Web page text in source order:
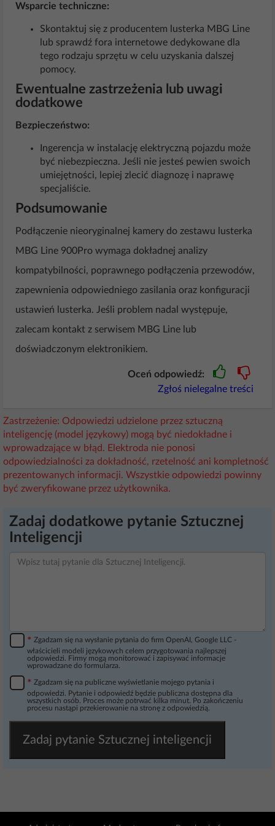
Wsparcie techniczne:
Skontaktuj się z producentem lusterka MBG Line
lub sprawdź fora internetowe dedykowane dla
tego rodzaju sprzętu w celu uzyskania dalszej
pomocy.
Ewentualne zastrzeżenia lub uwagi
dodatkowe
Bezpieczeństwo:
Ingerencja w instalację elektryczną pojazdu może
być niebezpieczna. Jeśli nie jesteś pewien swoich
umiejętności, lepiej zlecić diagnozę i naprawę
specjaliście.
Podsumowanie
Podłączenie nieoryginalnej kamery do zestawu lusterka
MBG Line 900Pro wymaga dokładnej analizy
kompatybilności, poprawnego podłączenia przewodów,
zapewnienia odpowiedniego zasilania oraz konfiguracji
ustawień lusterka. Jeśli problem nadal występuje,
zalecam kontakt z serwisem MBG Line lub
doświadczonym elektronikiem.
Oceń odpowiedź:
Zgłoś nielegalne treści
Zastrzeżenie: Odpowiedzi udzielone przez sztuczną
inteligencję (model językowy) mogą być niedokładne i
wprowadzające w błąd. Elektroda nie ponosi
odpowiedzialności za dokładność, rzetelność ani kompletność
prezentowanych informacji. Wszystkie odpowiedzi powinny
być zweryfikowane przez użytkownika.
Zadaj dodatkowe pytanie Sztucznej
Inteligencji
* Zgadzam się na wysłanie pytania do firm OpenAI, Google LLC -
właścicieli modeli językowych celem przygotowania najlepszej
odpowiedzi. Firmy mogą monitorować i zapisywać informacje
wprowadzane do formularza.
* Zgadzam się na publiczne wyświetlanie mojego pytania i
odpowiedzi. Pytanie i odpowiedź będzie publiczna dostępna dla
wszystkich osób. Proces może potrwać kilka minut. Po zakończeniu
procesu nastąpi przekierowanie na stronę z odpowiedzią.
Zadaj pytanie Sztucznej inteligencji